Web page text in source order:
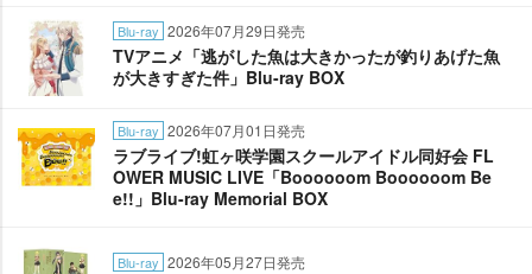
Blu-ray 2026年07月29日発売
TVアニメ「逃がした魚は大きかったが釣りあげた魚
が大きすぎた件」Blu-ray BOX
Blu-ray 2026年07月01日発売
ラブライブ!虹ヶ咲学園スクールアイドル同好会 FL
OWER MUSIC LIVE「Boooooom Boooooom Be
e!!」Blu-ray Memorial BOX
Blu-ray 2026年05月27日発売